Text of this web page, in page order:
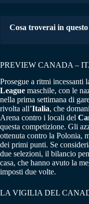
Cosa troverai in
PREVIEW CANADA –
Prosegue a ritmi incessanti
League maschile, con le
nella prima settimana di
rivolta all’Italia, che
Arena contro i locali del
questa competizione. Gli
ottenuta contro la Polonia,
dei primi punti. Se
due selezioni, il bilancio
casa, che hanno avuto la
imposti due volte.
LA VIGILIA DEL